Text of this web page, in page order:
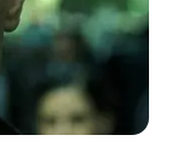
ζωγραφίζει